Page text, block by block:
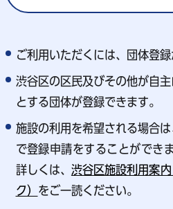
ご利用いただくには、団体登録
渋谷区の区民及びその他が自
とする団体が登録できます。
施設の利用を希望される場合
で登録申請をすることができ
詳しくは、 渋谷区施設利用案
ク） をご一読ください。